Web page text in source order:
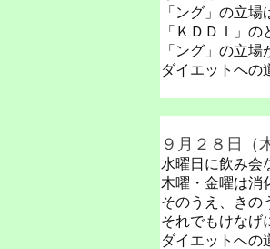
「ング」の立場
「ＫＤＤＩ」
「ング」の立場
ダイエットへの
９月２８日（
水曜日に飲み会
木曜・金曜は消
そのうえ、きの
それでもけなげ
ダイエットへの